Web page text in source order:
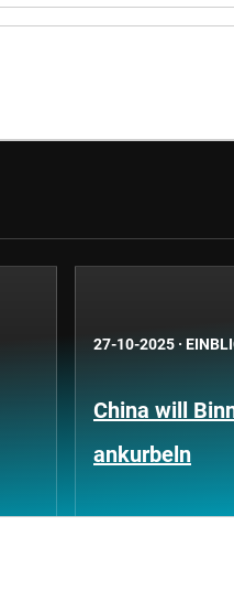
27-10-2025 ·
China will
ankurbeln